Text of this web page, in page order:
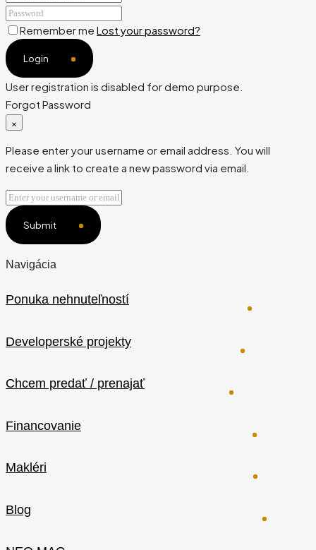
Remember me Lost your password?
Login
User registration is disabled for demo purpose.
Forgot Password
×
Please enter your username or email address. You will
receive a link to create a new password via email.
Submit
Navigácia
Ponuka nehnuteľností
Developerské projekty
Chcem predať / prenajať
Financovanie
Makléri
Blog